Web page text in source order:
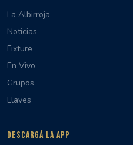
La Albirroja
Noticias
Fixture
En Vivo
Grupos
Llaves
DESCARGÁ LA APP